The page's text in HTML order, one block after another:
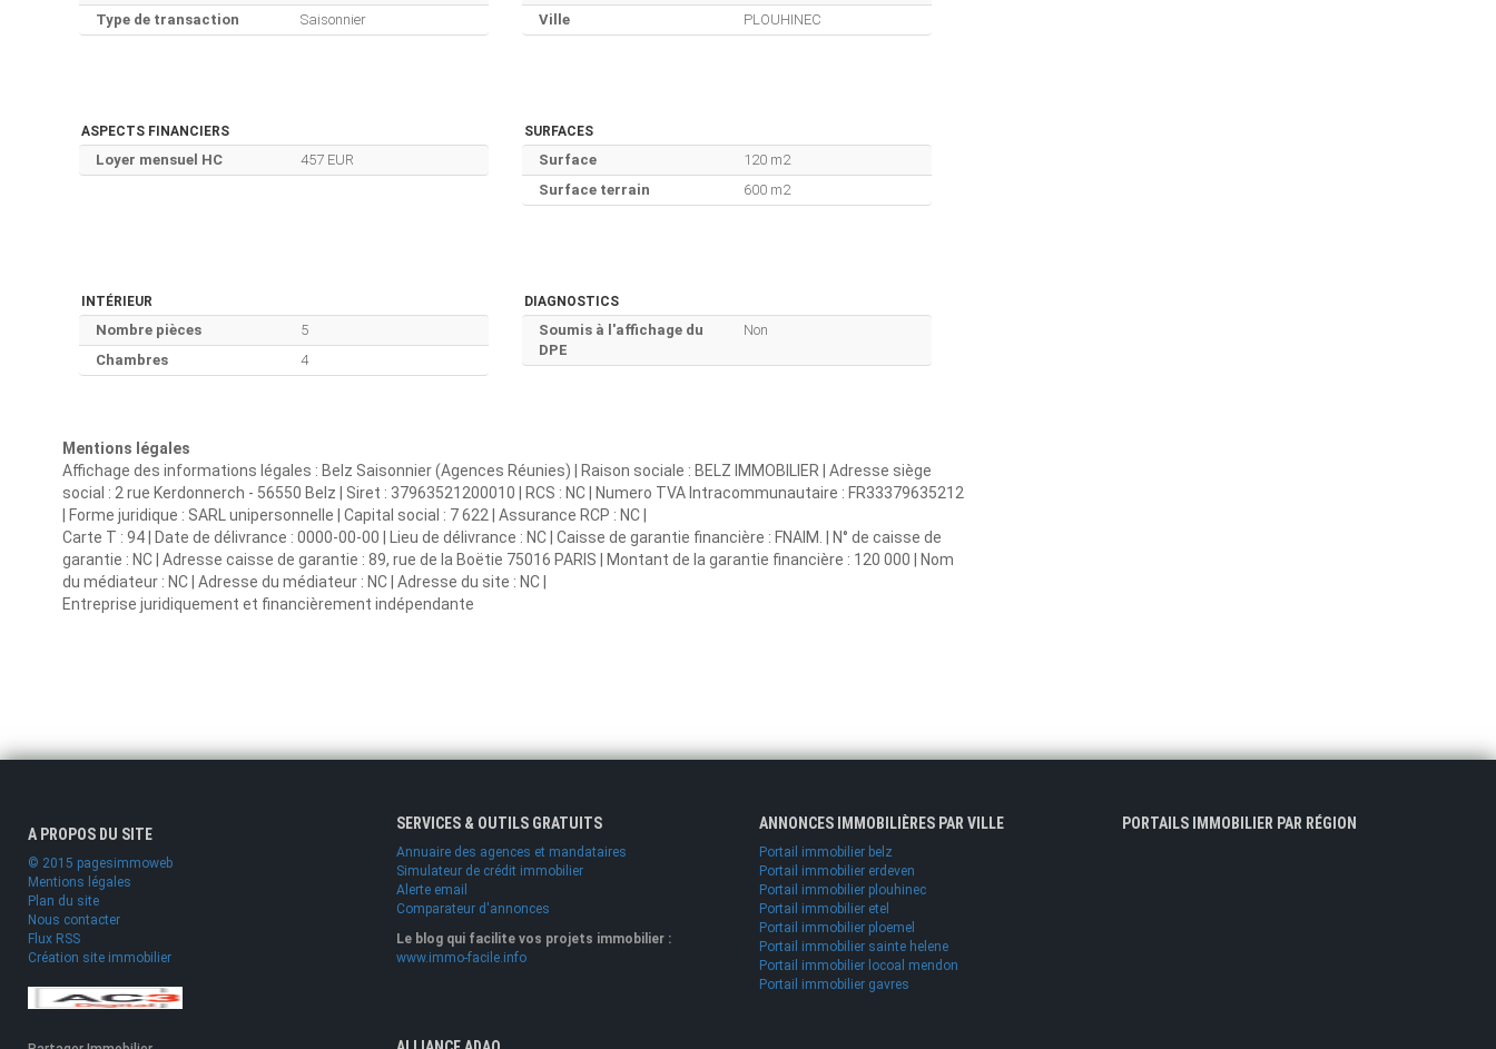
Type de transaction
Saisonnier
Ville
PLOUHINEC
ASPECTS FINANCIERS
Loyer mensuel HC 457 EUR
SURFACES
Surface
120 m2
Surface terrain
600 m2
INTÉRIEUR
Nombre pièces
5
Chambres
4
DIAGNOSTICS
Soumis à l'affichage du
DPE
Non
Mentions légales
Affichage des informations légales : Belz Saisonnier (Agences Réunies) | Raison sociale : BELZ IMMOBILIER | Adresse siège
social : 2 rue Kerdonnerch - 56550 Belz | Siret : 37963521200010 | RCS : NC | Numero TVA Intracommunautaire : FR33379635212
| Forme juridique : SARL unipersonnelle | Capital social : 7 622 | Assurance RCP : NC |
Carte T : 94 | Date de délivrance : 0000-00-00 | Lieu de délivrance : NC | Caisse de garantie financière : FNAIM. | N° de caisse de
garantie : NC | Adresse caisse de garantie : 89, rue de la Boëtie 75016 PARIS | Montant de la garantie financière : 120 000 | Nom
du médiateur : NC | Adresse du médiateur : NC | Adresse du site : NC |
Entreprise juridiquement et financièrement indépendante
A PROPOS DU SITE
© 2015 pagesimmoweb
Mentions légales
Plan du site
Nous contacter
Flux RSS
Création site immobilier
SERVICES & OUTILS GRATUITS
Annuaire des agences et mandataires
Simulateur de crédit immobilier
Alerte email
Comparateur d'annonces
Le blog qui facilite vos projets immobilier :
www.immo-facile.info
ANNONCES IMMOBILIÈRES PAR VILLE
Portail immobilier belz
Portail immobilier erdeven
Portail immobilier plouhinec
Portail immobilier etel
Portail immobilier ploemel
Portail immobilier sainte helene
Portail immobilier locoal mendon
Portail immobilier gavres
PORTAILS IMMOBILIER PAR RÉGION